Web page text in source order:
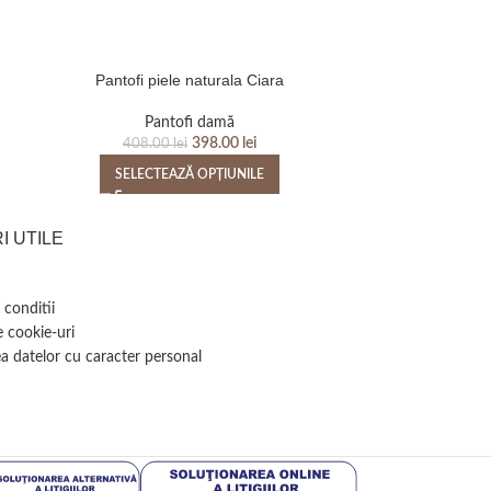
Pantofi piele naturala Ciara
Pantofi damă
408.00lei 398.00 lei
SELECTEAZĂ OPȚIUNILE
UTILE
conditii
cookie-uri
datelor cu caracter personal